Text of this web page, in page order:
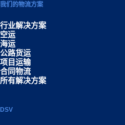
我们的物流方案
行业解决方案
空运
海运
公路货运
项目运输
合同物流
所有解决方案
DSV